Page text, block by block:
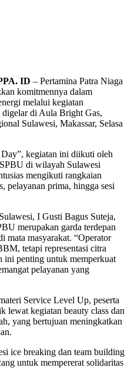
ID – Pertamina Patra Niaga
komitmennya dalam
melalui kegiatan
di Aula Bright Gas,
Sulawesi, Makassar, Selasa
kegiatan ini diikuti oleh
di wilayah Sulawesi
mengikuti rangkaian
pelayanan prima, hingga sesi
I Gusti Bagus Suteja,
merupakan garda terdepan
mata masyarakat. “Operator
tetapi representasi citra
ini penting untuk memperkuat
pelayanan yang
Service Level Up, peserta
lewat kegiatan beauty class dan
yang bertujuan meningkatkan
ice breaking dan team building
untuk mempererat solidaritas